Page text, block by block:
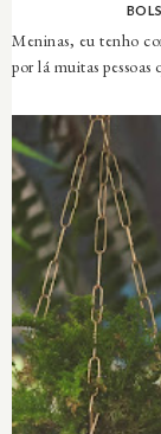
Meninas, eu tenho
por lá muitas